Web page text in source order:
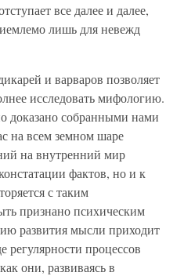
все далее и далее,
лишь для невежд
и варваров позволяет
исследовать мифологию.
доказано собранными нами
на всем земном шаре
на внутренний мир
фактов, но и к
с таким
признано психическим
развития мысли приходит
процессов
они, развиваясь в